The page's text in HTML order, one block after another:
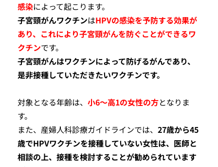
感染によって起こります。
子宮頸がんワクチンはHPVの感染を予防する効果が
あり、これにより子宮頸がんを防ぐことができるワ
クチンです。
子宮頸がんはワクチンによって防げるがんであり、
是非接種していただきたいワクチンです。
対象となる年齢は、 小6～高1の女性の方となりま
す。
また、産婦人科診療ガイドラインでは、 27歳から45
歳でHPVワクチンを接種していない女性は、医師と
相談の上、接種を検討することが勧められています